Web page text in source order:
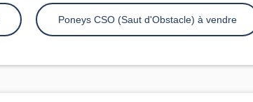
Poneys CSO (Saut d'Obstacle) à vendre